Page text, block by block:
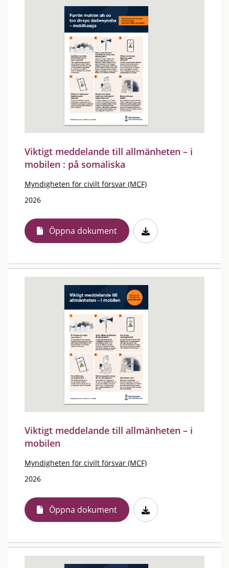
Viktigt meddelande till allmänheten – i
mobilen : på somaliska
Myndigheten för civilt försvar (MCF)
2026
Öppna dokument
Viktigt meddelande till allmänheten – i
mobilen
Myndigheten för civilt försvar (MCF)
2026
Öppna dokument